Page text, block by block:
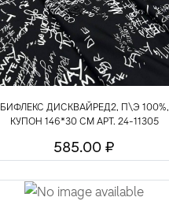
БИФЛЕКС ДИСКВАЙРЕД2, П\Э 100%,
КУПОН 146*30 СМ АРТ. 24-11305
585.00 ₽